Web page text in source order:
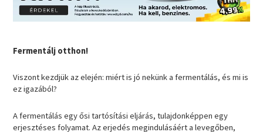
Fermentálj otthon!
Viszont kezdjük az elején: miért is jó nekünk a fermentálás, és mi is
ez igazából?
A fermentálás egy ősi tartósítási eljárás, tulajdonképpen egy
erjesztéses folyamat. Az erjedés megindulásáért a levegőben,